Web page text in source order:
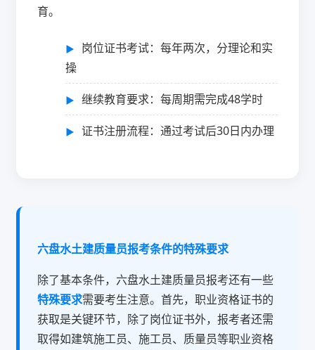
育。
岗位证书考试：每年两次，分理论和实
操
继续教育要求：每周期需完成48学时
证书注册流程：通过考试后30日内办理
六盘水土建质量员报考条件的特殊要求
除了基本条件，六盘水土建质量员报考还有一些
特殊要求需要考生注意。首先，职业资格证书的
获取是关键环节，除了岗位证书外，报考者还需
取得如建筑施工员、施工员、质量员等职业资格